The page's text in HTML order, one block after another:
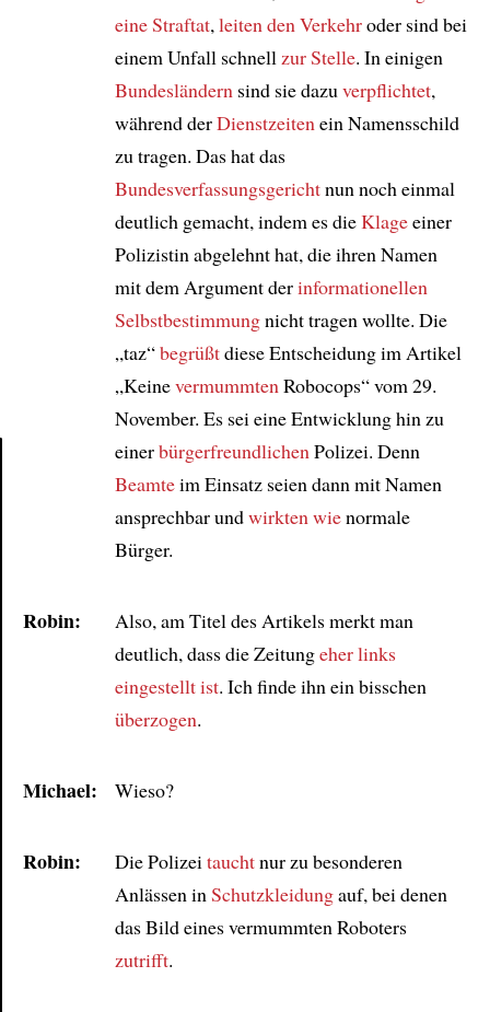
eine Straftat, leiten den Verkehroder sind bei
einem Unfall schnell zur Stelle. In einigen
Bundesländern sind sie dazu verpflichtet,
während derDienstzeiten ein Namensschild
zu tragen. Das hat das
Bundesverfassungsgerichtnun noch einmal
deutlich gemacht, indem es dieKlageeiner
Polizistin abgelehnt hat, die ihren Namen
mit dem Argument derinformationellen
Selbstbestimmungnicht tragen wollte. Die
„taz“begrüßtdiese Entscheidung im Artikel
„Keinevermummten Robocops“ vom 29.
November. Es sei eine Entwicklung hin zu
einerbürgerfreundlichen Polizei. Denn
Beamteim Einsatz seien dann mit Namen
ansprechbar undwirkten wienormale
Bürger.
Robin:
Also, am Titel des Artikels merkt man
deutlich, dass die Zeitungeher links
eingestellt ist. Ich finde ihn ein bisschen
überzogen.
Michael: Wieso?
Robin: Die Polizei tauchtnur zu besonderen
Anlässen in Schutzkleidungauf, bei denen
das Bild eines vermummten Roboters
zutrifft.